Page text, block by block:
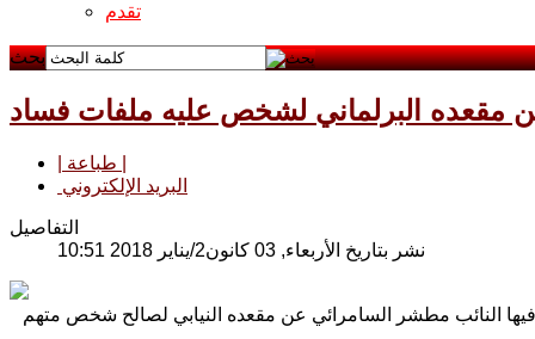
تقدم
بحث
مقعده البرلماني لشخص عليه ملفات فساد
البريد الإلكتروني
التفاصيل
نشر بتاريخ الأربعاء, 03 كانون2/يناير 2018 10:51
النائب مطشر السامرائي عن مقعده النيابي لصالح شخص متهم